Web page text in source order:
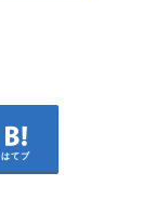
はてブ